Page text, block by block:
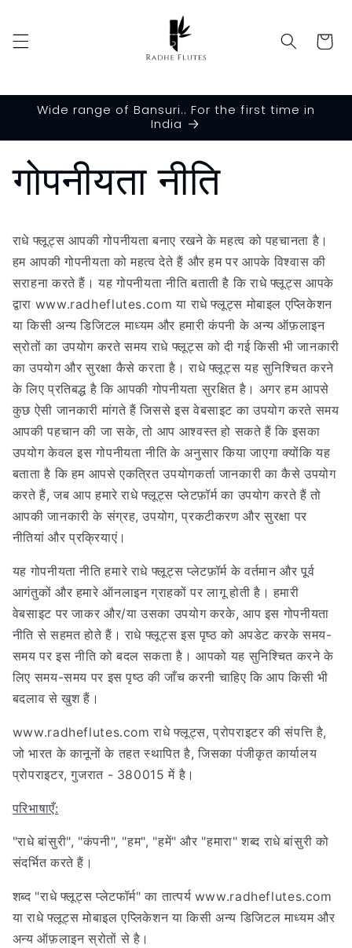
पर बढ़ने
के लिए
कार्ट
Wide range of Bansuri.. For the first time in
India
गोपनीयता नीति
राधे फ्लूट्स आपकी गोपनीयता बनाए रखने के महत्व को पहचानता है।
हम आपकी गोपनीयता को महत्व देते हैं और हम पर आपके विश्वास की
सराहना करते हैं। यह गोपनीयता नीति बताती है कि राधे फ्लूट्स आपके
द्वारा www.radheflutes.com या राधे फ्लूट्स मोबाइल एप्लिकेशन
या किसी अन्य डिजिटल माध्यम और हमारी कंपनी के अन्य ऑफ़लाइन
स्रोतों का उपयोग करते समय राधे फ्लूट्स को दी गई किसी भी जानकारी
का उपयोग और सुरक्षा कैसे करता है। राधे फ्लूट्स यह सुनिश्चित करने
के लिए प्रतिबद्ध है कि आपकी गोपनीयता सुरक्षित है। अगर हम आपसे
कुछ ऐसी जानकारी मांगते हैं जिससे इस वेबसाइट का उपयोग करते समय
आपकी पहचान की जा सके, तो आप आश्वस्त हो सकते हैं कि इसका
उपयोग केवल इस गोपनीयता नीति के अनुसार किया जाएगा क्योंकि यह
बताता है कि हम आपसे एकत्रित उपयोगकर्ता जानकारी का कैसे उपयोग
करते हैं, जब आप हमारे राधे फ्लूट्स प्लेटफ़ॉर्म का उपयोग करते हैं तो
आपकी जानकारी के संग्रह, उपयोग, प्रकटीकरण और सुरक्षा पर
नीतियां और प्रक्रियाएं।
यह गोपनीयता नीति हमारे राधे फ्लूट्स प्लेटफ़ॉर्म के वर्तमान और पूर्व
आगंतुकों और हमारे ऑनलाइन ग्राहकों पर लागू होती है। हमारी
वेबसाइट पर जाकर और/या उसका उपयोग करके, आप इस गोपनीयता
नीति से सहमत होते हैं। राधे फ्लूट्स इस पृष्ठ को अपडेट करके समय-
समय पर इस नीति को बदल सकता है। आपको यह सुनिश्चित करने के
लिए समय-समय पर इस पृष्ठ की जाँच करनी चाहिए कि आप किसी भी
बदलाव से खुश हैं।
www.radheflutes.com राधे फ्लूट्स, प्रोपराइटर की संपत्ति है,
जो भारत के कानूनों के तहत स्थापित है, जिसका पंजीकृत कार्यालय
प्रोपराइटर, गुजरात - 380015 में है।
परिभाषाएँ:
"राधे बांसुरी", "कंपनी", "हम", "हमें" और "हमारा" शब्द राधे बांसुरी को
संदर्भित करते हैं।
शब्द "राधे फ्लूट्स प्लेटफॉर्म" का तात्पर्य www.radheflutes.com
या राधे फ्लूट्स मोबाइल एप्लिकेशन या किसी अन्य डिजिटल माध्यम और
अन्य ऑफ़लाइन स्रोतों से है।